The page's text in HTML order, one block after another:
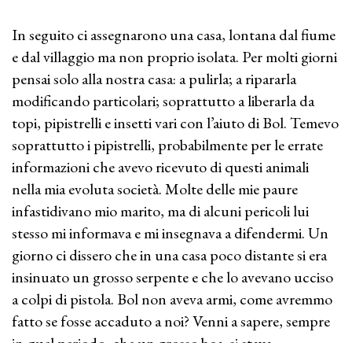
In seguito ci assegnarono una casa, lontana dal fiume
e dal villaggio ma non proprio isolata. Per molti giorni
pensai solo alla nostra casa: a pulirla; a ripararla
modificando particolari; soprattutto a liberarla da
topi, pipistrelli e insetti vari con l’aiuto di Bol. Temevo
soprattutto i pipistrelli, probabilmente per le errate
informazioni che avevo ricevuto di questi animali
nella mia evoluta società. Molte delle mie paure
infastidivano mio marito, ma di alcuni pericoli lui
stesso mi informava e mi insegnava a difendermi. Un
giorno ci dissero che in una casa poco distante si era
insinuato un grosso serpente e che lo avevano ucciso
a colpi di pistola. Bol non aveva armi, come avremmo
fatto se fosse accaduto a noi? Venni a sapere, sempre